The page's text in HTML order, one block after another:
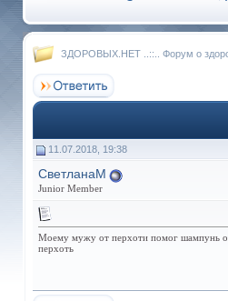
ЗДОРОВЫХ.НЕТ ..::.. Форум о
11.07.2018, 19:38
СветланаМ
Junior Member
Моему мужу от перхоти помог шампунь от
перхоть